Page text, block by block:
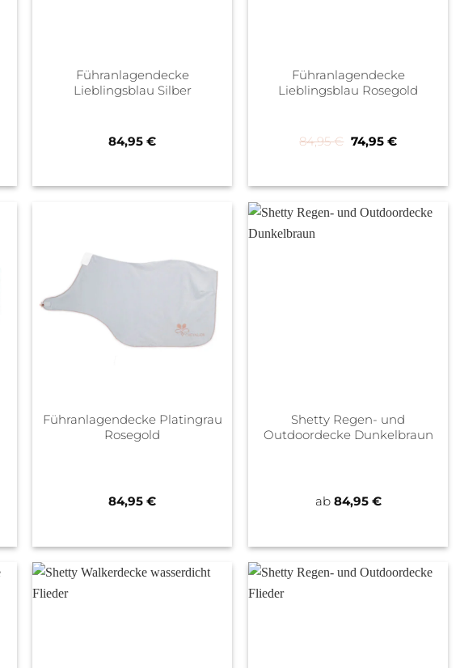
Führanlagendecke
Lieblingsblau Silber
84,95€
Führanlagendecke
Lieblingsblau Rosegold
84,95€ Ursprünglicher
74,95 €Aktueller
Führanlagendecke Platingrau
Rosegold
84,95€
Shetty Regen- und
Outdoordecke Dunkelbraun
ab 84,95 €